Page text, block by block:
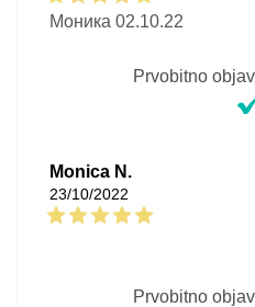
Моника 02.10.22
Prvobitno
Monica N.
23/10/2022
Prvobitno